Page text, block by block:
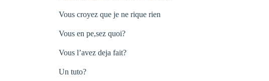
Vous croyez que je ne rique rien
Vous en pe,sez quoi?
Vous l’avez deja fait?
Un tuto?